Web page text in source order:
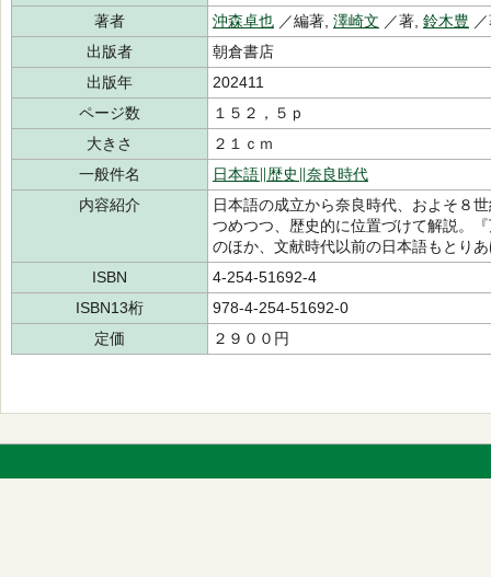
著者
沖森卓也 ／編著, 澤崎文 ／著, 鈴木豊
出版者
朝倉書店
出版年
202411
ページ数
１５２，５ｐ
大きさ
２１ｃｍ
一般件名
日本語∥歴史∥奈良時代
内容紹介
日本語の成立から奈良時代、およそ８
つめつつ、歴史的に位置づけて解説。
のほか、文献時代以前の日本語もとり
ISBN
4-254-51692-4
ISBN13桁
978-4-254-51692-0
定価
２９００円